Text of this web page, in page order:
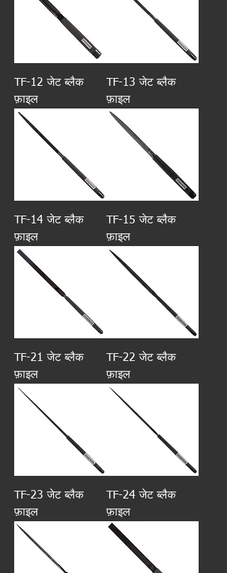
TF-12 जेट ब्लैक
फ़ाइल
TF-13 जेट ब्लैक
फ़ाइल
TF-14 जेट ब्लैक
फ़ाइल
TF-15 जेट ब्लैक
फ़ाइल
TF-21 जेट ब्लैक
फ़ाइल
TF-22 जेट ब्लैक
फ़ाइल
TF-23 जेट ब्लैक
फ़ाइल
TF-24 जेट ब्लैक
फ़ाइल